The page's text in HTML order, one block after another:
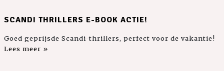
SCANDI THRILLERS E-BOOK ACTIE!
Goed geprijsde Scandi-thrillers, perfect voor de vakantie!
Lees meer »